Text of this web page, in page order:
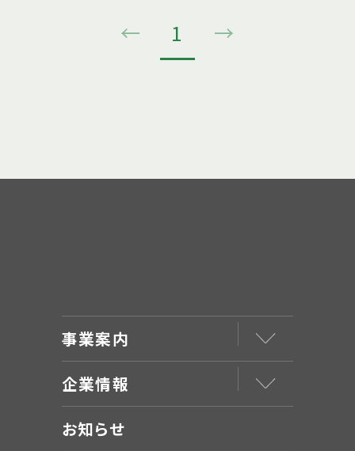
← 1 →
事業案内
企業情報
お知らせ